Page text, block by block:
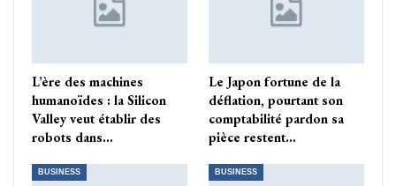
L’ère des machines
humanoïdes : la Silicon
Valley veut établir des
robots dans…
Le Japon fortune de la
déflation, pourtant son
comptabilité pardon sa
pièce restent…
BUSINESS BUSINESS